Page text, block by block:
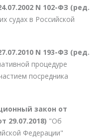
N 102-ФЗ (ред.
судах в Российской
N 193-ФЗ (ред.
процедуре
посредника
закон от
29.07.2018) "Об
Федерации"